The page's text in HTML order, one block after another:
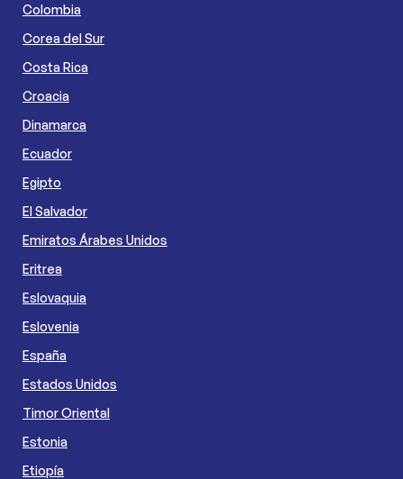
Colombia
Corea del Sur
Costa Rica
Croacia
Dinamarca
Ecuador
Egipto
El Salvador
Emiratos Árabes Unidos
Eritrea
Eslovaquia
Eslovenia
España
Estados Unidos
Timor Oriental
Estonia
Etiopía